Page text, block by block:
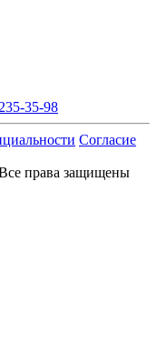
35-98
Согласие
права защищены